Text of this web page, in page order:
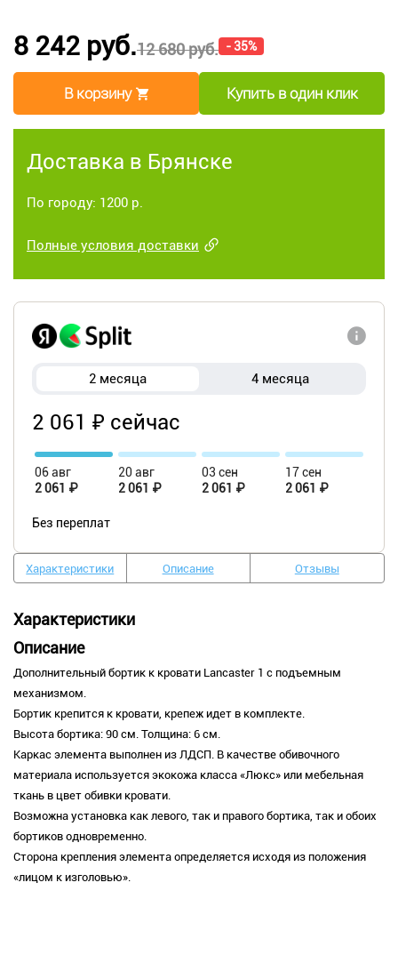
12 680 руб. - 35%
8 242 руб.
В корзину Купить в один клик
Доставка в Брянске
По городу: 1200 р.
Полные условия доставки
2 месяца 4 месяца
2 061 ₽ сейчас
06 авг
2 061 ₽
20 авг
2 061 ₽
03 сен
2 061 ₽
17 сен
2 061 ₽
Без переплат
Характеристики Описание Отзывы
Характеристики
Описание
Дополнительный бортик к кровати Lancaster 1 с подъемным
механизмом.
Бортик крепится к кровати, крепеж идет в комплекте.
Высота бортика: 90 см. Толщина: 6 см.
Каркас элемента выполнен из ЛДСП. В качестве обивочного
материала используется экокожа класса «Люкс» или мебельная
ткань в цвет обивки кровати.
Возможна установка как левого, так и правого бортика, так и обоих
бортиков одновременно.
Сторона крепления элемента определяется исходя из положения
«лицом к изголовью».